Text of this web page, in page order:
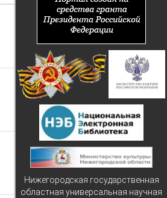
11
Нижегородская государственная
областная универсальная научная